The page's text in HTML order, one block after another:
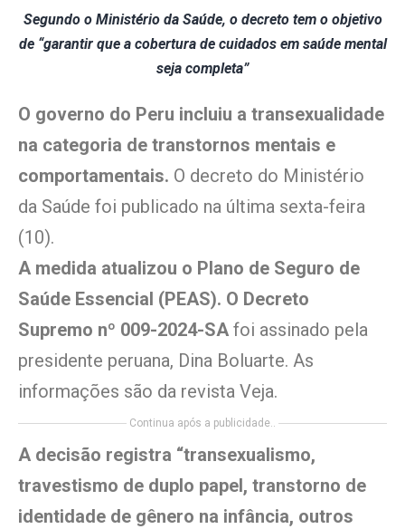
Segundo o Ministério da Saúde, o decreto tem o objetivo
de “garantir que a cobertura de cuidados em saúde mental
seja completa”
O governo do Peru incluiu a transexualidade
na categoria de transtornos mentais e
comportamentais. O decreto do Ministério
da Saúde foi publicado na última sexta-feira
(10).
A medida atualizou o Plano de Seguro de
Saúde Essencial (PEAS). O Decreto
Supremo nº 009-2024-SA foi assinado pela
presidente peruana, Dina Boluarte. As
informações são da revista Veja.
Continua após a publicidade..
A decisão registra “transexualismo,
travestismo de duplo papel, transtorno de
identidade de gênero na infância, outros